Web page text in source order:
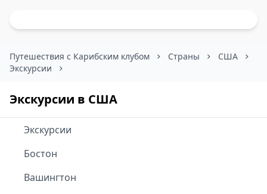
Путешествия с Карибским клубом Страны
США
Экскурсии
Экскурсии в США
Экскурсии
Бостон
Вашингтон